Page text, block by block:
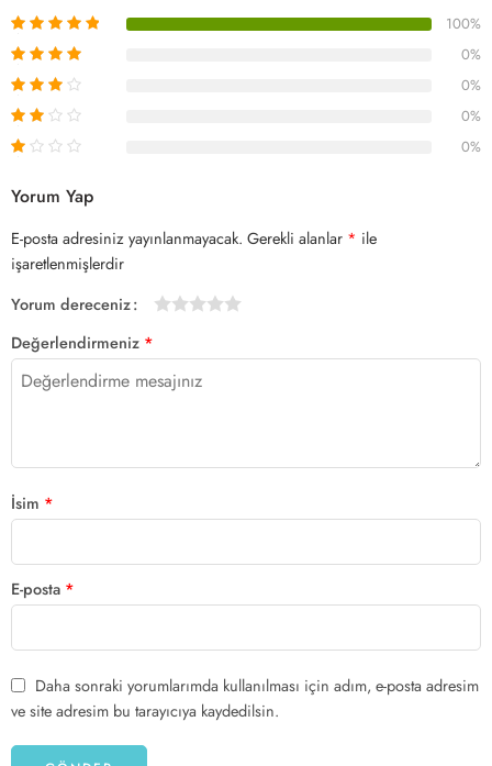
100%
0%
0%
0%
0%
Yorum Yap
E-posta adresiniz yayınlanmayacak. Gerekli alanlar * ile
işaretlenmişlerdir
Yorum dereceniz
Değerlendirmeniz *
İsim *
E-posta *
Daha sonraki yorumlarımda kullanılması için adım, e-posta adresim
ve site adresim bu tarayıcıya kaydedilsin.